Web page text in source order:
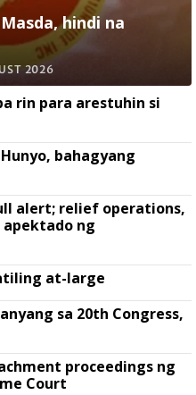
hindi na
2026
rin para arestuhin si
bahagyang
alert; relief operations,
apektado ng
at-large
sa 20th Congress,
proceedings ng
Court